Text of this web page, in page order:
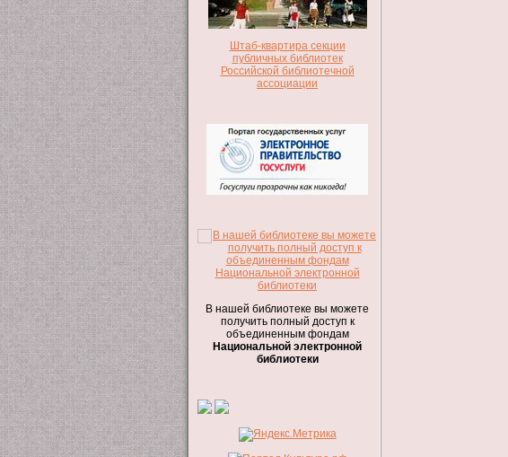
Штаб-квартира секции
публичных библиотек
Российской библиотечной
ассоциации
В нашей библиотеке вы можете
получить полный доступ к
объединенным фондам
Национальной электронной
библиотеки